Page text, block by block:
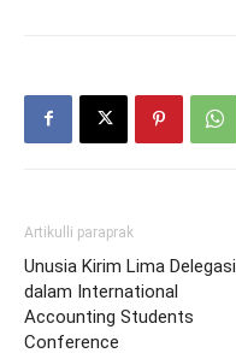
Artikulli paraprak
Unusia Kirim Lima Delegasi
dalam International
Accounting Students
Conference